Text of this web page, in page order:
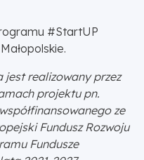
#StartUP
realizowany przez
projektu pn.
ze
Fundusz Rozwoju
Fundusze